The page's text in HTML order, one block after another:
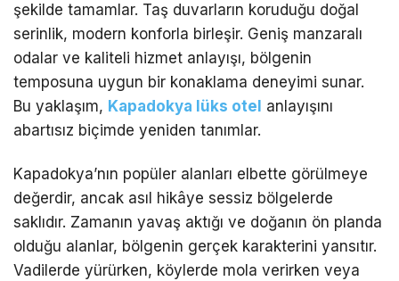
şekilde tamamlar. Taş duvarların koruduğu doğal
serinlik, modern konforla birleşir. Geniş manzaralı
odalar ve kaliteli hizmet anlayışı, bölgenin
temposuna uygun bir konaklama deneyimi sunar.
Bu yaklaşım, Kapadokya lüks otel anlayışını
abartısız biçimde yeniden tanımlar.
Kapadokya’nın popüler alanları elbette görülmeye
değerdir, ancak asıl hikâye sessiz bölgelerde
saklıdır. Zamanın yavaş aktığı ve doğanın ön planda
olduğu alanlar, bölgenin gerçek karakterini yansıtır.
Vadilerde yürürken, köylerde mola verirken veya